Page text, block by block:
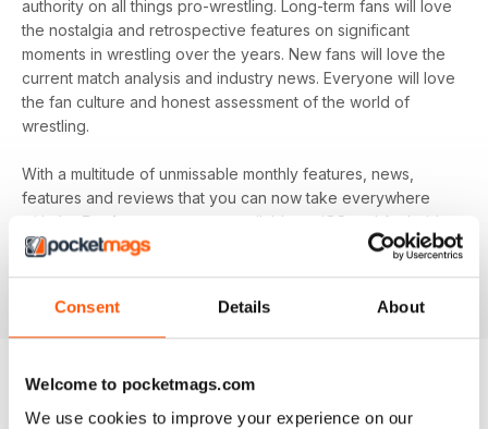
Consent Details About
Welcome to pocketmags.com
We use cookies to improve your experience on our
authority on all things pro-wrestling. Long-term fans will love
the nostalgia and retrospective features on significant
moments in wrestling over the years. New fans will love the
current match analysis and industry news. Everyone will love
the fan culture and honest assessment of the world of
wrestling.
With a multitude of unmissable monthly features, news,
features and reviews that you can now take everywhere
with the Pocketmags
app - available on iOS and Android
devices - and your
annual Wrestletalk digital magazine
EDIZIONI INDIETRO Visualizza tutti